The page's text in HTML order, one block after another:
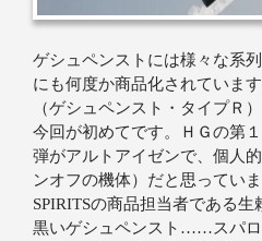
ゲシュペンストには様々な系
にも何度か商品化されていま
（ゲシュペンスト・タイプＲ
今回が初めてです。ＨＧの第
弾がアルトアイゼンで、個人
ンオフの機体）だと思ってい
SPIRITSの商品担当者である
黒いゲシュペンスト……スパロ